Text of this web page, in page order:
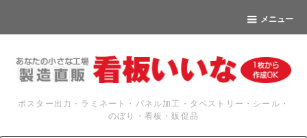
メニュー
ポスター出力・ラミネート・パネル加工・タペストリー・シール・
のぼり・看板・販促品